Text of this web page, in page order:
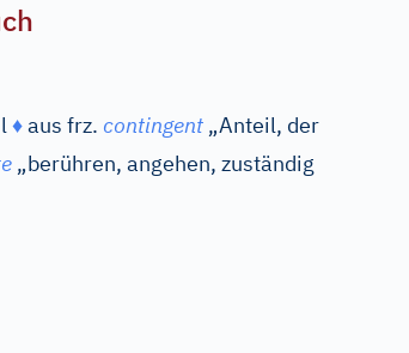
♦aus frz. contingent „Anteil, der
„berühren, angehen, zuständig